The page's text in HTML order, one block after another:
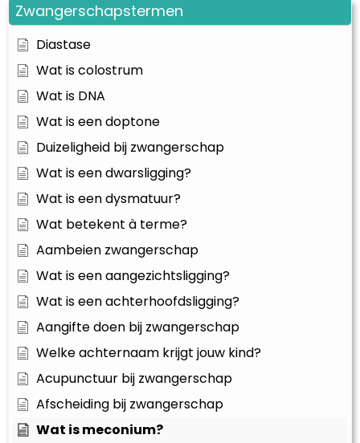
Zwangerschapstermen
Diastase
Wat is colostrum
Wat is DNA
Wat is een doptone
Duizeligheid bij zwangerschap
Wat is een dwarsligging?
Wat is een dysmatuur?
Wat betekent à terme?
Aambeien zwangerschap
Wat is een aangezichtsligging?
Wat is een achterhoofdsligging?
Aangifte doen bij zwangerschap
Welke achternaam krijgt jouw kind?
Acupunctuur bij zwangerschap
Afscheiding bij zwangerschap
Wat is meconium?